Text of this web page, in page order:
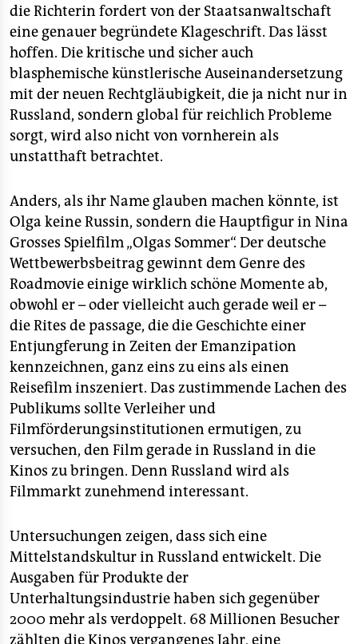
die Richterin fordert von der Staatsanwaltschaft
eine genauer begründete Klageschrift. Das lässt
hoffen. Die kritische und sicher auch
blasphemische künstlerische Auseinandersetzung
mit der neuen Rechtgläubigkeit, die ja nicht nur in
Russland, sondern global für reichlich Probleme
sorgt, wird also nicht von vornherein als
unstatthaft betrachtet.
Anders, als ihr Name glauben machen könnte, ist
Olga keine Russin, sondern die Hauptfigur in Nina
Grosses Spielfilm „Olgas Sommer“. Der deutsche
Wettbewerbsbeitrag gewinnt dem Genre des
Roadmovie einige wirklich schöne Momente ab,
obwohl er – oder vielleicht auch gerade weil er –
die Rites de passage, die die Geschichte einer
Entjungferung in Zeiten der Emanzipation
kennzeichnen, ganz eins zu eins als einen
Reisefilm inszeniert. Das zustimmende Lachen des
Publikums sollte Verleiher und
Filmförderungsinstitutionen ermutigen, zu
versuchen, den Film gerade in Russland in die
Kinos zu bringen. Denn Russland wird als
Filmmarkt zunehmend interessant.
Untersuchungen zeigen, dass sich eine
Mittelstandskultur in Russland entwickelt. Die
Ausgaben für Produkte der
Unterhaltungsindustrie haben sich gegenüber
2000 mehr als verdoppelt. 68 Millionen Besucher
zählten die Kinos vergangenes Jahr, eine